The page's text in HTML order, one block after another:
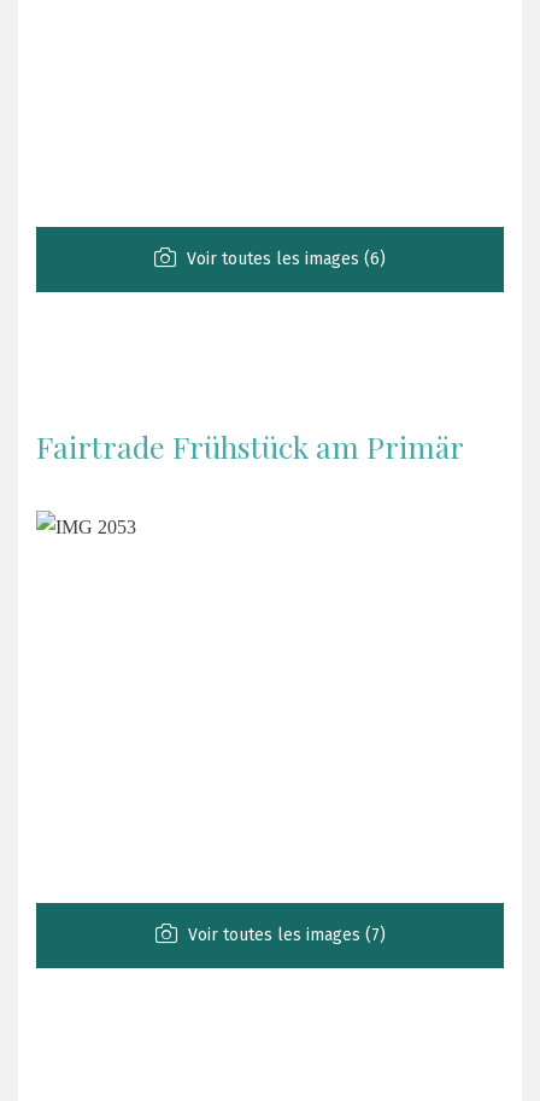
Voir toutes les images (6)
Fairtrade Frühstück am Primär
Voir toutes les images (7)